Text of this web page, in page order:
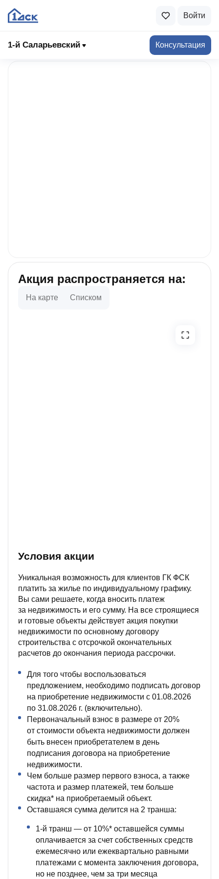
Войти
1-й Саларьевский Консультация
Акция распространяется на:
На карте Списком
Условия акции
Уникальная возможность для клиентов ГК ФСК
платить за жилье по индивидуальному графику.
Вы сами решаете, когда вносить платеж
за недвижимость и его сумму. На все строящиеся
и готовые объекты действует акция покупки
недвижимости по основному договору
строительства с отсрочкой окончательных
расчетов до окончания периода рассрочки.
Для того чтобы воспользоваться
предложением, необходимо подписать договор
на приобретение недвижимости с 01.08.2026
по 31.08.2026 г. (включительно).
Первоначальный взнос в размере от 20%
от стоимости объекта недвижимости должен
быть внесен приобретателем в день
подписания договора на приобретение
недвижимости.
Чем больше размер первого взноса, а также
частота и размер платежей, тем больше
скидка* на приобретаемый объект.
Оставшаяся сумма делится на 2 транша:
1‑й транш — от 10%* оставшейся суммы
оплачивается за счет собственных средств
ежемесячно или ежеквартально равными
платежами с момента заключения договора,
но не позднее, чем за три месяца